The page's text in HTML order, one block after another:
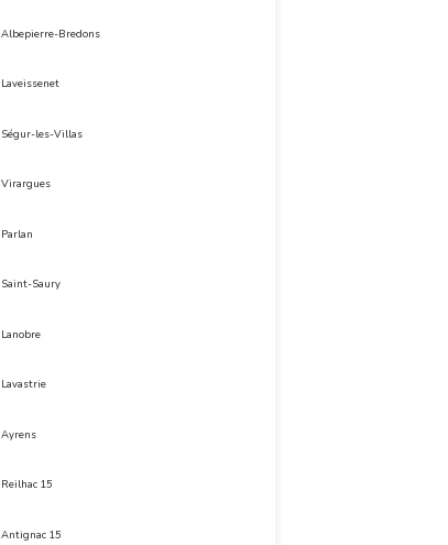
Albepierre-Bredons
Laveissenet
Ségur-les-Villas
Virargues
Parlan
Saint-Saury
Lanobre
Lavastrie
Ayrens
Reilhac 15
Antignac 15